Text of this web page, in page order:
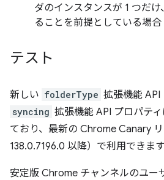
ダのインスタンスが 1 つだ
ることを前提としている場合
テスト
新しい folderType 拡張機能 API
syncing 拡張機能 API プロパティ
ており、最新の Chrome Canary
138.0.7196.0 以降）で利用できます
安定版 Chrome チャンネルのユー